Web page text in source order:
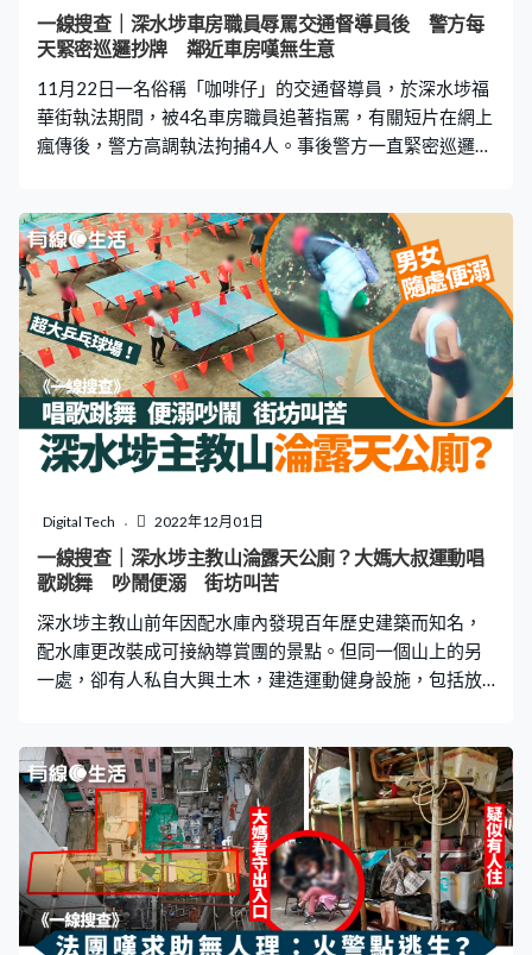
架和雜物。 有人一度情緒激動 多名到場男女中，一名被稱
「洪記」男子，堅持入內查看，又要求「俾次機會」，另
記」獲准在警員陪同下進入後巷的棚架範圍內，但
一線搜查｜深水埗車房職員辱罵交通督導員後 警方每
天緊密巡邏抄牌 鄰近車房嘆無生意
11月22日一名俗稱「咖啡仔」的交通督導員，於深水埗福
華街執法期間，被4名車房職員追著指罵，有關短片在網上
瘋傳後，警方高調執法拘捕4人。事後警方一直緊密巡邏該
察都啱嘅！」 警持續加強打擊違泊 辱罵「咖啡仔」事件過
後，有關車房已宣布結業，4名男子亦被告上法庭，但深水
埗警方仍持續加強打擊違泊。《一線搜查》日前去到深水
埗楓樹街及福華街一帶，儘管已事隔數日，但採訪隊停留
3、4小時期間，目擊警方數輪掃蕩行動，街區亦因此變得
井井有條，沒有人違泊。 鄰近車房嘆無生意 深水埗區內車
房多，因此有不少車輛會停泊路邊等維修，但警方近日嚴
打違泊，導致車房生意難做。有車房老闆表示生意打擊巨
大，他說：「日日都擺唔到車咁滯，啲警察嚟基本上都可
一日可能得一架半架，甚至乎冇都唔出奇，因為完全都擺
唔到車。」 這位車房老闆表示，過去警員大約數星期才巡
邏一、兩次，但現時則是一天7、8次。他表示有依足規定
Digital Tech 2022年12月01日
一線搜查｜深水埗主教山淪露天公廁？大媽大叔運動唱
歌跳舞 吵鬧便溺 街坊叫苦
深水埗主教山前年因配水庫內發現百年歷史建築而知名，
配水庫更改裝成可接納導賞團的景點。但同一個山上的另
一處，卻有人私自大興土木，建造運動健身設施，包括放
滋擾。 隨處便溺 男女都有 主教山附近有不少民居，包括
石硤尾邨。深水埗居民黃先生向免費電視77台節目《一線
搜查》表示，其單位可以望到主教山，而山上幾乎每天都
有人在該處便溺，而且男女都有，「依家社會咁文明，唔
應該有呢啲情況發生，周圍大小便。」 最誇張有6張乒乓
球桌 由石硤尾健康院上斜去到山邊，沿樓梯走約10分鐘便
會到地一處平地，《一線搜查》採訪隊當日早上10時抵達